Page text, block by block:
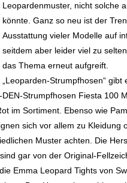
Leopardenmuster, nicht solche
könnte. Ganz so neu ist der
Ausstattung vieler Modelle auf
seitdem aber leider viel zu
das Thema erneut aufgreift.
„Leoparden-Strumpfhosen“
Strumpfhosen Fiesta
im Sortiment. Ebenso wie
sich vor allem zu
Muster achten. Die
gar von der Original-
Emma Leopard Tights von